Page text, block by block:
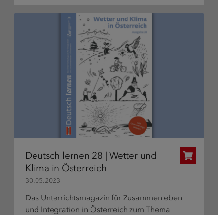
Deutsch lernen 28 | Wetter und
Klima in Österreich
30.05.2023
Das Unterrichtsmagazin für Zusammenleben
und Integration in Österreich zum Thema